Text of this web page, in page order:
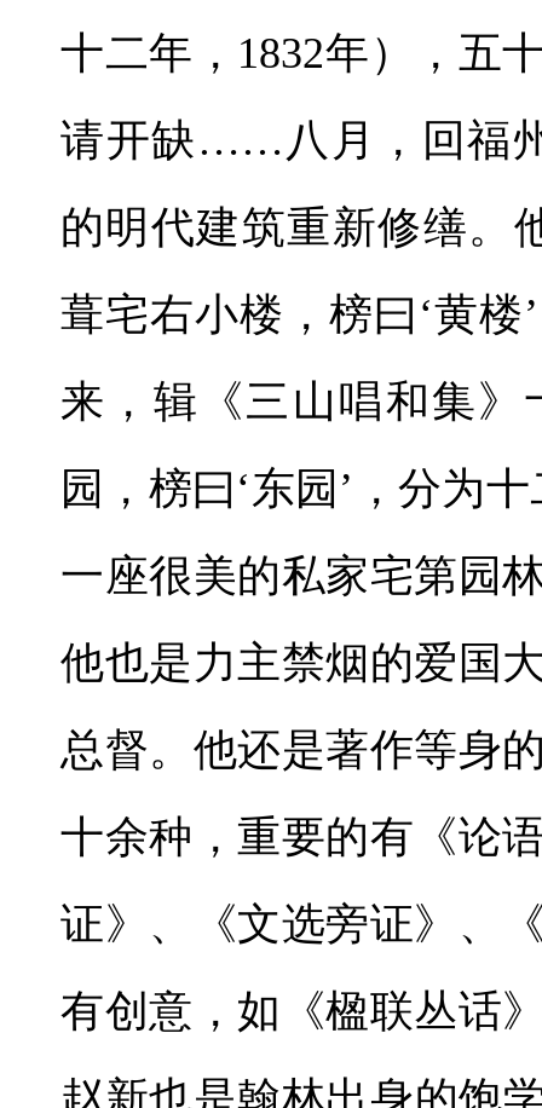
十二年，1832年），
请开缺……八月，回福
的明代建筑重新修缮。
葺宅右小楼，榜曰‘黄
来，辑《三山唱和集》
园，榜曰‘东园’，分为
一座很美的私家宅第园
他也是力主禁烟的爱国
总督。他还是著作等身
十余种，重要的有《论
证》、《文选旁证》、
有创意，如《楹联丛话
赵新也是翰林出身的饱